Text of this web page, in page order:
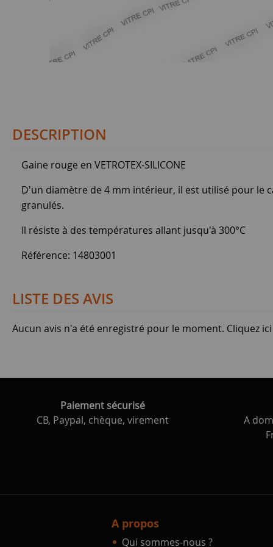
DESCRIPTION
Gaine rouge en VETROTEX-SILICONE
D'un diamètre de 4 mm intérieur, il est utilisé pour le
granulés.
Il résiste à des températures allant jusqu'à 300°C
Référence: 14803001
LISTE DES AVIS
Aucun avis n'a été enregistré pour le moment. Cliquez
Paiement sécurisé
CB, Paypal, chèque, virement
A
A propos
Qui sommes-nous ?